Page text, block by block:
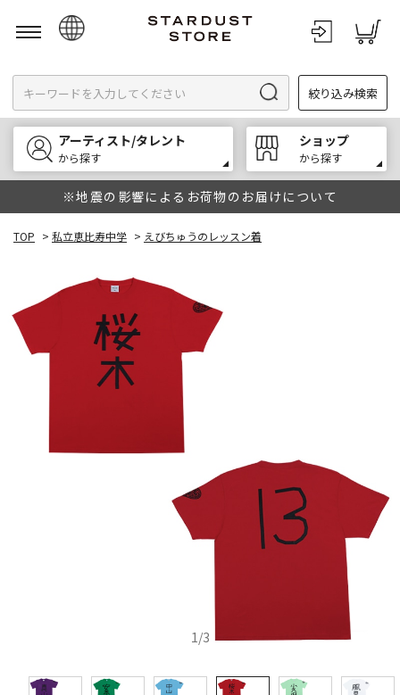
English
한국어
中文
絞り込み検索
アーティスト/タレント
から探す
ショップ
から探す
※地震の影響によるお荷物のお届けについて
TOP > 私立恵比寿中学 > えびちゅうのレッスン着
1/3